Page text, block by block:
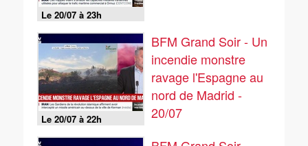
Le 20/07 à 23h
Le 20/07 à 22h
BFM Grand Soir - Un
incendie monstre
ravage l'Espagne au
nord de Madrid -
20/07